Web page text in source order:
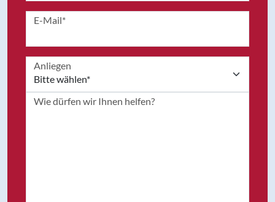
E-Mail*
Anliegen
Wie dürfen wir Ihnen helfen?